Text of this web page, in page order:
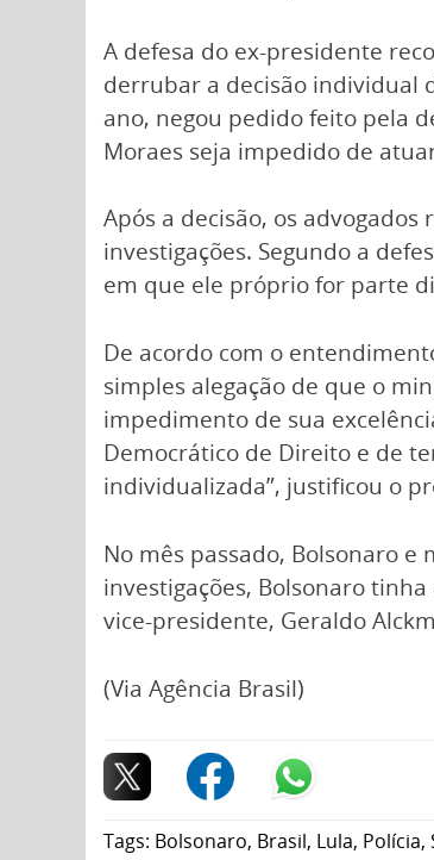
A defesa do ex-presidente
derrubar a decisão individual
ano, negou pedido feito pela
Moraes seja impedido de
Após a decisão, os
investigações. Segundo a
em que ele próprio for parte
De acordo com o
simples alegação de que o
impedimento de sua
Democrático de Direito e de
individualizada”, justificou o
No mês passado, Bolsonaro e
investigações, Bolsonaro
vice-presidente, Geraldo
(Via Agência Brasil)
Tags: Bolsonaro, Brasil, Lula, Polícia,